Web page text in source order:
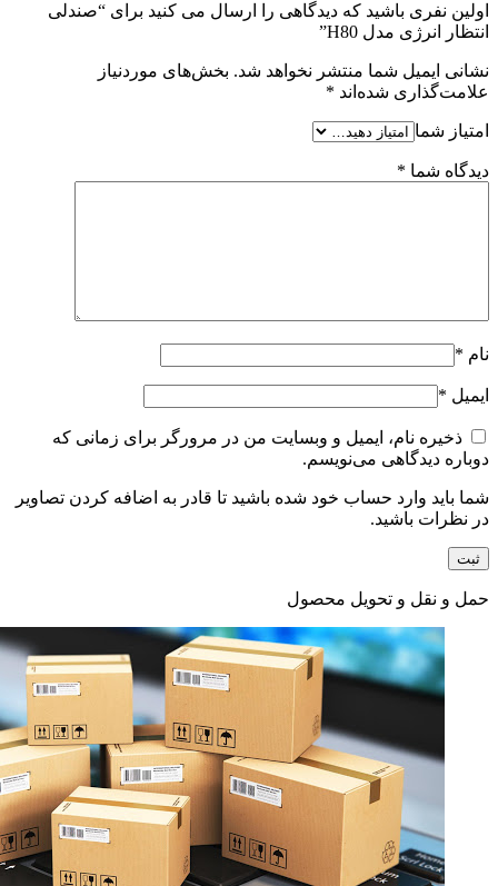
اولین نفری باشید که دیدگاهی را ارسال می کنید برای “صندلی
انتظار انرژی مدل H80”
نشانی ایمیل شما منتشر نخواهد شد. بخش‌های موردنیاز
علامت‌گذاری شده‌اند *
امتیاز شما
دیدگاه شما *
نام *
ایمیل *
ذخیره نام، ایمیل و وبسایت من در مرورگر برای زمانی که
دوباره دیدگاهی می‌نویسم.
شما باید وارد حساب خود شده باشید تا قادر به اضافه کردن تصاویر
در نظرات باشید.
حمل و نقل و تحویل محصول